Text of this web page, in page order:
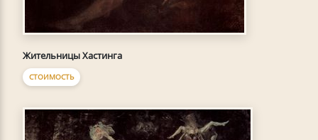
Жительницы Хастинга
СТОИМОСТЬ